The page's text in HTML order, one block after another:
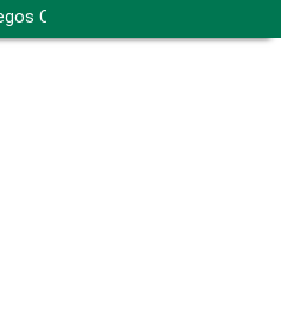
Centroamericanos